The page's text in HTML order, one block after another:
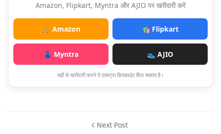
Amazon, Flipkart, Myntra और AJIO पर खरीदारी करें
🛒 Amazon 🛍️ Flipkart
👗 Myntra 👟 AJIO
यहाँ से खरीदारी करने पे एक्स्ट्रा डिस्काउंट मिल सकता है।
Next Post